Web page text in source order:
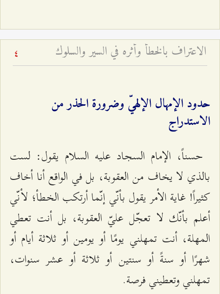
الاعتراف بالخطأ وأثره في السير والسلوك 4
حدود الإمهال الإلهيّ وضرورة الحذر من
الاستدراج
حسناً، الإمام السجاد عليه السلام يقول: لست
بالذي لا يخاف من العقوبة، بل في الواقع أنا أخاف
كثيراً! غاية الأمر يقول بأنّي إنّما أرتكب الخطأ؛ لأنّي
أعلم بأنّك لا تعجّل عليّ العقوبة، بل أنت تعطي
المهلة، أنت تمهلني يومًا أو يومين أو ثلاثة أيام أو
شهرًا أو سنةً أو سنتين أو ثلاثة أو عشر سنوات،
تمهلني وتعطيني فرصة.